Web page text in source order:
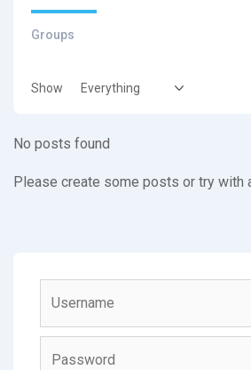
Groups
Show
No posts found
Please create some posts or try with